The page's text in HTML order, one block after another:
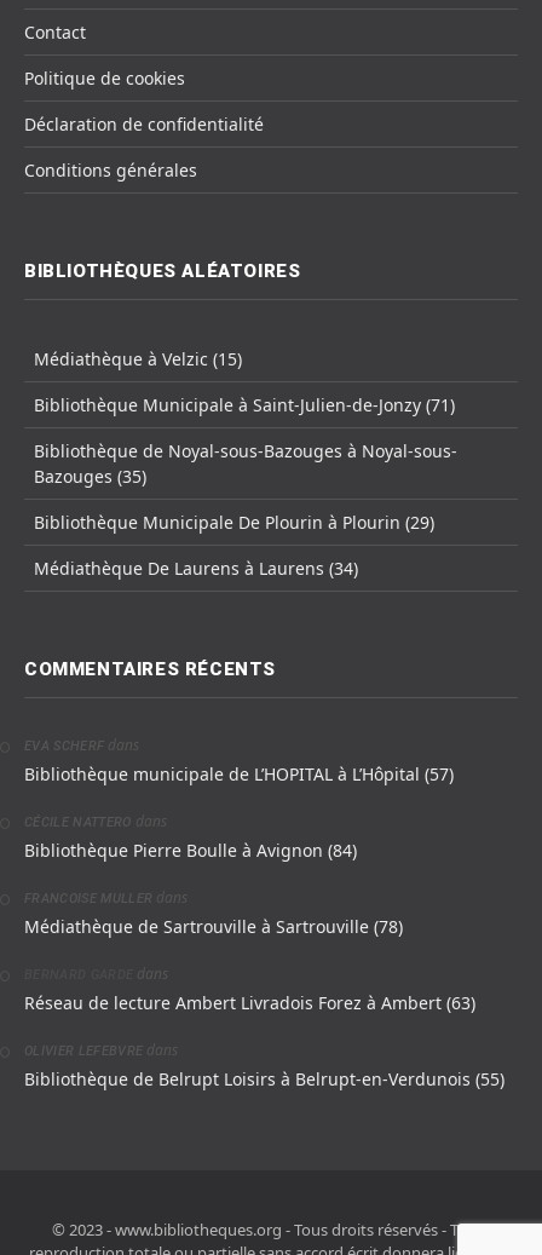
Contact
Politique de cookies
Déclaration de confidentialité
Conditions générales
BIBLIOTHÈQUES ALÉATOIRES
Médiathèque à Velzic (15)
Bibliothèque Municipale à Saint-Julien-de-Jonzy (71)
Bibliothèque de Noyal-sous-Bazouges à Noyal-sous-
Bazouges (35)
Bibliothèque Municipale De Plourin à Plourin (29)
Médiathèque De Laurens à Laurens (34)
COMMENTAIRES RÉCENTS
EVA SCHERF dans
Bibliothèque municipale de L’HOPITAL à L’Hôpital (57)
CÉCILE NATTERO dans
Bibliothèque Pierre Boulle à Avignon (84)
FRANCOISE MULLER dans
Médiathèque de Sartrouville à Sartrouville (78)
dans
Réseau de lecture Ambert Livradois Forez à Ambert (63)
OLIVIER LEFEBVRE dans
Bibliothèque de Belrupt Loisirs à Belrupt-en-Verdunois (55)
© 2023 - www.bibliotheques.org - Tous droits réservés - Toute